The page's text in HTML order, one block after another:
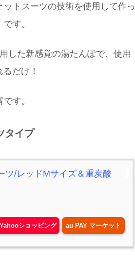
トスーツの技術を使用して作っ
す。
した新感覚の湯たんぽで、使用
だけ！
す。
タイプ
ツ/レッドMサイズ＆重炭酸
Yahooショッピング au PAY マーケット